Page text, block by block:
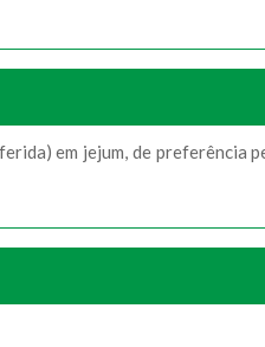
em jejum, de preferência